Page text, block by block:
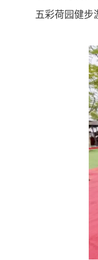
五彩荷园健步